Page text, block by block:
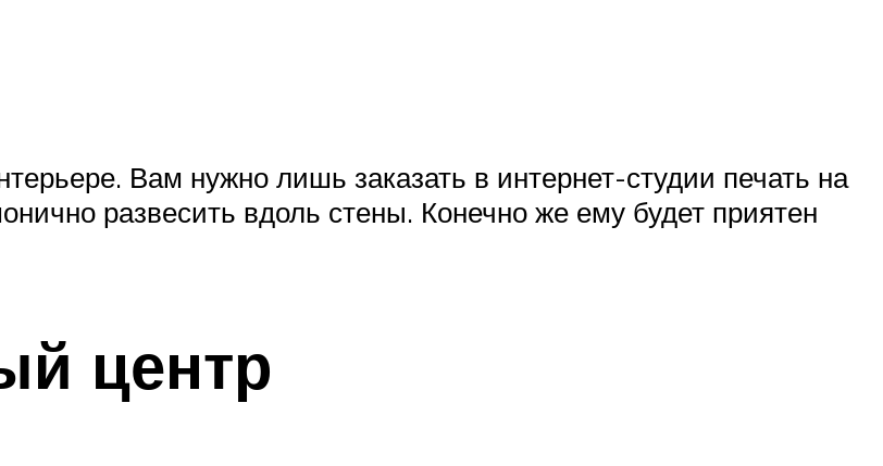
Вам нужно лишь заказать в интернет-студии печать на
развесить вдоль стены. Конечно же ему будет приятен
центр